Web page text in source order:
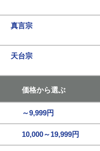
真言宗
天台宗
価格から選ぶ
～9,999円
10,000～19,999円